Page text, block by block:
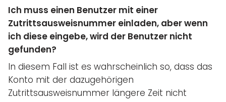
Ich muss einen Benutzer mit einer
Zutrittsausweisnummer einladen, aber wenn
ich diese eingebe, wird der Benutzer nicht
gefunden?
In diesem Fall ist es wahrscheinlich so, dass das
Konto mit der dazugehörigen
Zutrittsausweisnummer längere Zeit nicht